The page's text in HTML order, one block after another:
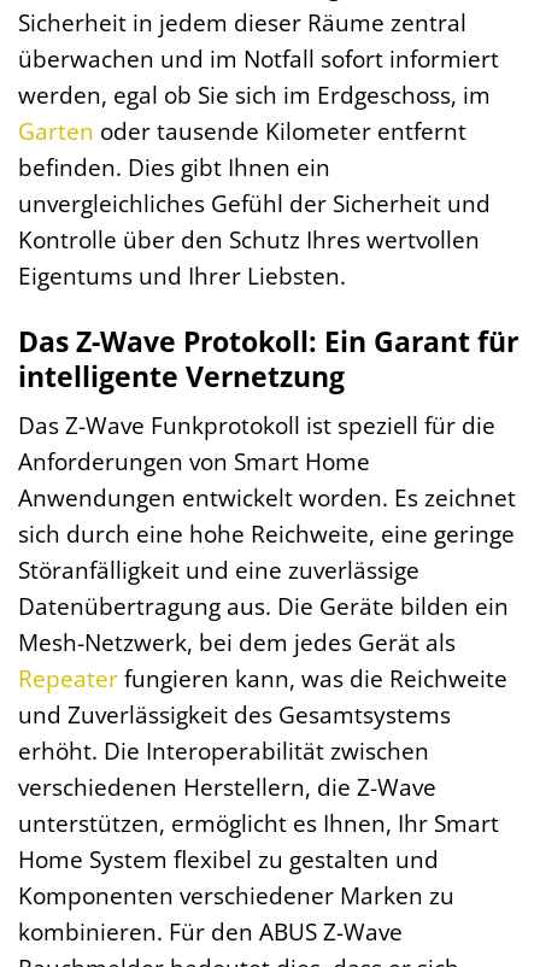
Sicherheit in jedem dieser Räume zentral
überwachen und im Notfall sofort informiert
werden, egal ob Sie sich im Erdgeschoss, im
Garten oder tausende Kilometer entfernt
befinden. Dies gibt Ihnen ein
unvergleichliches Gefühl der Sicherheit und
Kontrolle über den Schutz Ihres wertvollen
Eigentums und Ihrer Liebsten.
Das Z-Wave Protokoll: Ein Garant für
intelligente Vernetzung
Das Z-Wave Funkprotokoll ist speziell für die
Anforderungen von Smart Home
Anwendungen entwickelt worden. Es zeichnet
sich durch eine hohe Reichweite, eine geringe
Störanfälligkeit und eine zuverlässige
Datenübertragung aus. Die Geräte bilden ein
Mesh-Netzwerk, bei dem jedes Gerät als
Repeaterfungieren kann, was die Reichweite
und Zuverlässigkeit des Gesamtsystems
erhöht. Die Interoperabilität zwischen
verschiedenen Herstellern, die Z-Wave
unterstützen, ermöglicht es Ihnen, Ihr Smart
Home System flexibel zu gestalten und
Komponenten verschiedener Marken zu
kombinieren. Für den ABUS Z-Wave